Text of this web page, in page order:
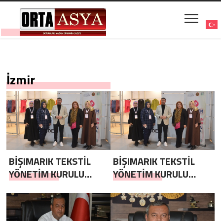
İzmir
BİŞIMARIK TEKSTİL
YÖNETİM KURULU
UÇAR`DAN 8 MART
DÜNYA KADINLAR
BİŞIMARIK TEKSTİL
YÖNETİM KURULU
UÇAR`DAN 8 MART
DÜNYA KADINLAR